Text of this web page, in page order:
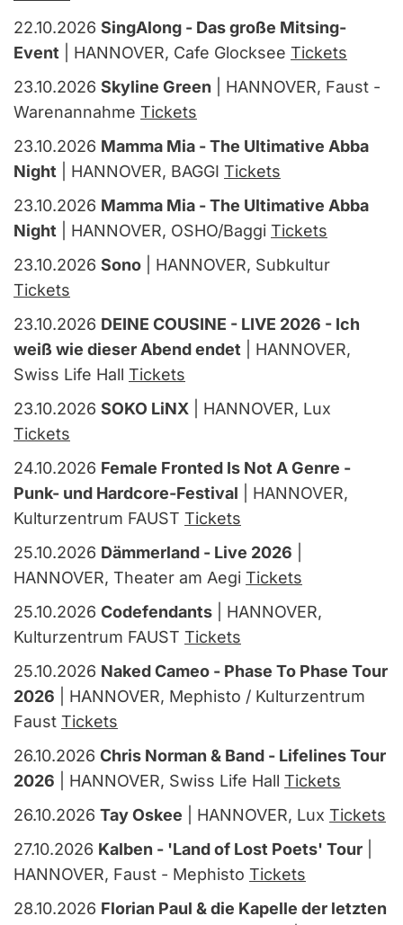
22.10.2026 SingAlong - Das große Mitsing-
Event | HANNOVER, Cafe Glocksee Tickets
23.10.2026 Skyline Green | HANNOVER, Faust -
Warenannahme Tickets
23.10.2026 Mamma Mia - The Ultimative Abba
Night | HANNOVER, BAGGI Tickets
23.10.2026 Mamma Mia - The Ultimative Abba
Night | HANNOVER, OSHO/Baggi Tickets
23.10.2026 Sono | HANNOVER, Subkultur
Tickets
23.10.2026 DEINE COUSINE - LIVE 2026 - Ich
weiß wie dieser Abend endet | HANNOVER,
Swiss Life Hall Tickets
23.10.2026 SOKO LiNX | HANNOVER, Lux
Tickets
24.10.2026 Female Fronted Is Not A Genre -
Punk- und Hardcore-Festival | HANNOVER,
Kulturzentrum FAUST Tickets
25.10.2026 Dämmerland - Live 2026
HANNOVER, Theater am Aegi Tickets
25.10.2026 Codefendants | HANNOVER,
Kulturzentrum FAUST Tickets
25.10.2026 Naked Cameo - Phase To Phase Tour
2026 | HANNOVER, Mephisto / Kulturzentrum
Faust Tickets
26.10.2026 Chris Norman & Band - Lifelines Tour
2026 | HANNOVER, Swiss Life Hall Tickets
26.10.2026 Tay Oskee | HANNOVER, Lux Tickets
27.10.2026 Kalben - 'Land of Lost Poets' Tour
HANNOVER, Faust - Mephisto Tickets
28.10.2026 Florian Paul & die Kapelle der letzten